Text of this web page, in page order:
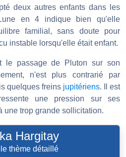
deux autres enfants dans les
en 4 indique bien qu'elle
familial, sans doute pour
instable lorsqu'elle était enfant.
le passage de Pluton sur son
n'est plus contrarié par
quelques freins jupitériens. Il est
une pression sur ses
une trop grande sollicitation.
Hargitay
thème détaillé